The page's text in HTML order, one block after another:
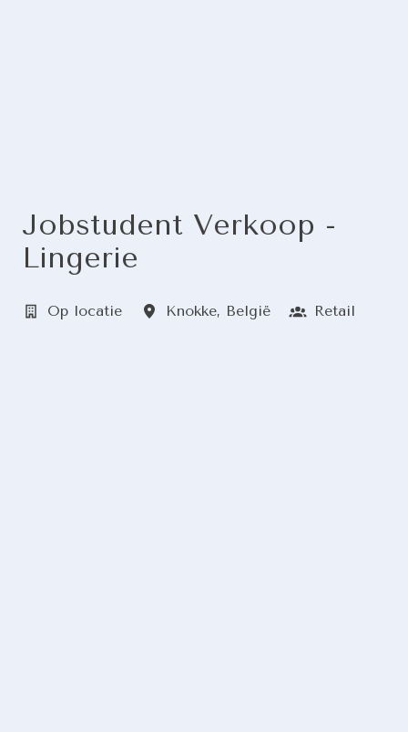
Jobstudent Verkoop -
Lingerie
Op locatie Knokke, België Retail